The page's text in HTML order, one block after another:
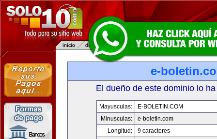
e-
El dueño de este dominio lo
Mayusculas:
E-BOLETIN.COM
Minusculas:
e-boletin.com
Longitud:
9 caracteres